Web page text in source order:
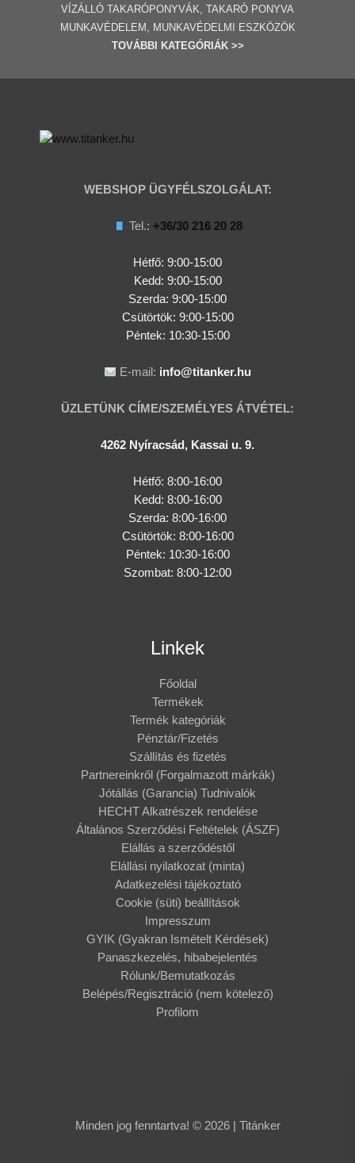
VÍZÁLLÓ TAKARÓPONYVÁK, TAKARÓ PONYVA
MUNKAVÉDELEM, MUNKAVÉDELMI ESZKÖZÖK
TOVÁBBI KATEGÓRIÁK >>
WEBSHOP ÜGYFÉLSZOLGÁLAT:
Tel.: +36/30 216 20 28
Hétfő: 9:00-15:00
Kedd: 9:00-15:00
Szerda: 9:00-15:00
Csütörtök: 9:00-15:00
Péntek: 10:30-15:00
E-mail: info@titanker.hu
ÜZLETÜNK CÍME/SZEMÉLYES ÁTVÉTEL:
4262 Nyíracsád, Kassai u. 9.
Hétfő: 8:00-16:00
Kedd: 8:00-16:00
Szerda: 8:00-16:00
Csütörtök: 8:00-16:00
Péntek: 10:30-16:00
Szombat: 8:00-12:00
Linkek
Főoldal
Termékek
Termék kategóriák
Pénztár/Fizetés
Szállítás és fizetés
Partnereinkről (Forgalmazott márkák)
Jótállás (Garancia) Tudnivalók
HECHT Alkatrészek rendelése
Általános Szerződési Feltételek (ÁSZF)
Elállás a szerződéstől
Elállási nyilatkozat (minta)
Adatkezelési tájékoztató
Cookie (süti) beállítások
Impresszum
GYIK (Gyakran Ismételt Kérdések)
Panaszkezelés, hibabejelentés
Rólunk/Bemutatkozás
Belépés/Regisztráció (nem kötelező)
Profilom
Minden jog fenntartva! © 2026 | Titánker